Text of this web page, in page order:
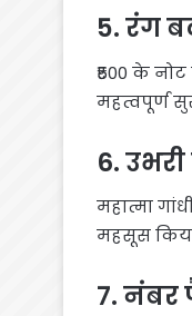
5. रंग
₹500 के
महत्वपूर्ण
6.
महात्मा
महसूस किया
7.